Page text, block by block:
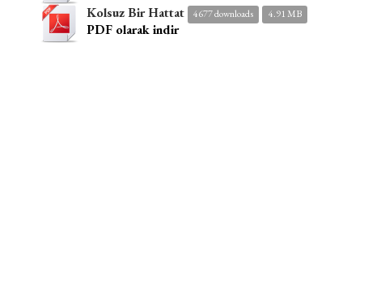
Kolsuz Bir Hattat
4677 downloads 4.91 MB
PDF olarak indir